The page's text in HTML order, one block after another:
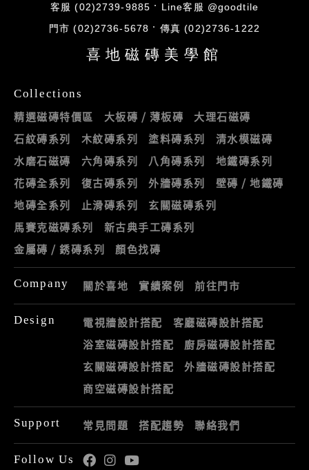
客服 (02)2739-9885 Line客服 @goodtile
門市 (02)2736-5678 傳真 (02)2736-1222
喜地磁磚美學館
Collections
精選磁磚特價區 大板磚 / 薄板磚
大理石磁磚
石紋磚系列
木紋磚系列 塗料磚系列
清水模磁磚
水磨石磁磚
六角磚系列 八角磚系列
地鐵磚系列
花磚全系列
復古磚系列 外牆磚系列
壁磚 / 地鐵磚
地磚全系列
止滑磚系列
玄關磁磚系列
馬賽克磁磚系列
新古典手工磚系列
金屬磚 / 銹磚系列
顏色找磚
Company 關於喜地 實績案例 前往門市
Design 電視牆設計搭配
客廳磁磚設計搭配
浴室磁磚設計搭配
廚房磁磚設計搭配
玄關磁磚設計搭配
外牆磁磚設計搭配
商空磁磚設計搭配
Support 常見問題 搭配趨勢 聯絡我們
Follow Us